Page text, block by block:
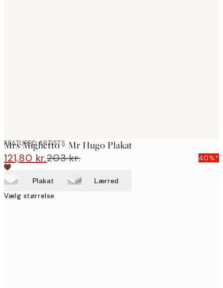
FEATURED ARTISTS
Mrs Mighetto - Mr Hugo Plakat
121,80 kr.203 kr. 40%*
Plakat Lærred
Vælg størrelse